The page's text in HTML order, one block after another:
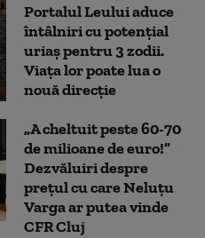
Portalul Leului aduce
întâlniri cu potențial
uriaș pentru 3 zodii.
Viața lor poate lua o
nouă direcție
„A cheltuit peste 60-70
de milioane de euro!”
Dezvăluiri despre
prețul cu care Neluțu
Varga ar putea vinde
CFR Cluj